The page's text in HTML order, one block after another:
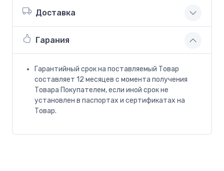
Доставка
Гарания
Гарантийный срок на поставляемый Товар
составляет 12 месяцев с момента получения
Товара Покупателем, если иной срок не
установлен в паспортах и сертификатах на
Товар.